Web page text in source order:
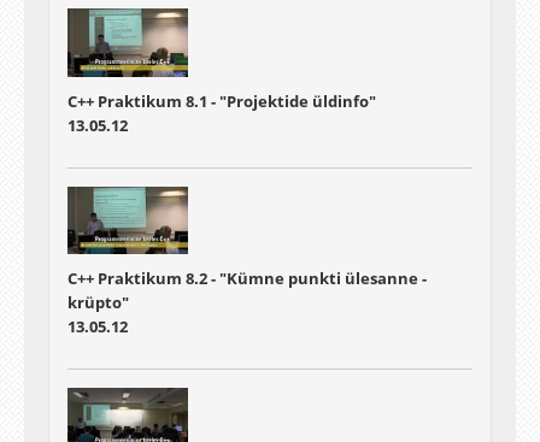
C++ Praktikum 8.1 - "Projektide üldinfo"
13.05.12
C++ Praktikum 8.2 - "Kümne punkti ülesanne -
krüpto"
13.05.12